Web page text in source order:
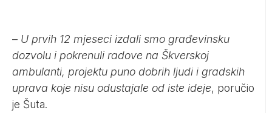
– U prvih 12 mjeseci izdali smo građevinsku
dozvolu i pokrenuli radove na Škverskoj
ambulanti, projektu puno dobrih ljudi i gradskih
uprava koje nisu odustajale od iste ideje, poručio
je Šuta.